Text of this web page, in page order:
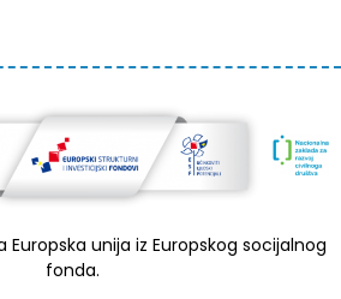
unija iz Europskog socijalnog
fonda.